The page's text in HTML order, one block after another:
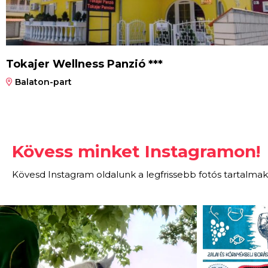
Tokajer Wellness Panzió ***
Balaton-part
Kövess minket Instagramon!
Kövesd Instagram oldalunk a legfrissebb fotós